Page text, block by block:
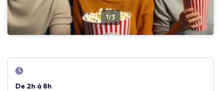
1/3
De 2h à 8h